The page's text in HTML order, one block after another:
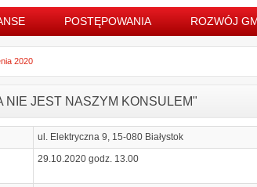
POSTĘPOWANIA ROZWÓJ
2020
NIE JEST NASZYM KONSULEM"
ul. Elektryczna 9, 15-080 Białystok
29.10.2020 godz. 13.00